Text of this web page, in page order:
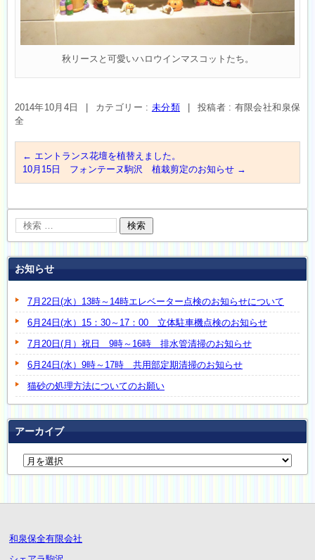
秋リースと可愛いハロウインマスコットたち。
2014年10月4日 カテゴリー : 未分類
投稿者 : 有限会社和泉保
全
← エントランス花壇を植替えました。
10月15日 フォンテーヌ駒沢 植栽剪定のお知らせ →
お知らせ
7月22日(水）13時～14時エレベーター点検のお知らせについて
6月24日(水）15：30～17：00 立体駐車機点検のお知らせ
7月20日(月）祝日 9時～16時 排水管清掃のお知らせ
6月24日(水）9時～17時 共用部定期清掃のお知らせ
猫砂の処理方法についてのお願い
アーカイブ
和泉保全有限会社